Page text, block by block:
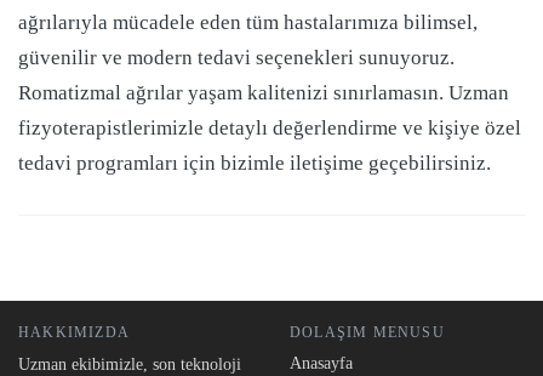
ağrılarıyla mücadele eden tüm hastalarımıza bilimsel,
güvenilir ve modern tedavi seçenekleri sunuyoruz.
Romatizmal ağrılar yaşam kalitenizi sınırlamasın. Uzman
fizyoterapistlerimizle detaylı değerlendirme ve kişiye özel
tedavi programları için bizimle iletişime geçebilirsiniz.
HAKKIMIZDA
Uzman ekibimizle, son teknoloji
DOLAŞIM MENUSU
Anasayfa